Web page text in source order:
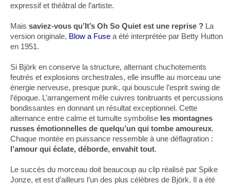
expressif et théâtral de l’artiste.
Mais saviez-vous qu’It’s Oh So Quiet est une reprise ? La
version originale, Blow a Fuse a été interprétée par Betty Hutton
en 1951.
Si Björk en conserve la structure, alternant chuchotements
feutrés et explosions orchestrales, elle insuffle au morceau une
énergie nerveuse, presque punk, qui bouscule l’esprit swing de
l’époque. L’arrangement mêle cuivres tonitruants et percussions
bondissantes en donnant un résultat exceptionnel. Cette
alternance entre calme et tumulte symbolise les montagnes
russes émotionnelles de quelqu’un qui tombe amoureux.
Chaque montée en puissance ressemble à une déflagration :
l’amour qui éclate, déborde, envahit tout.
Le succès du morceau doit beaucoup au clip réalisé par Spike
Jonze, et est d’ailleurs l’un des plus célèbres de Björk. Il a été